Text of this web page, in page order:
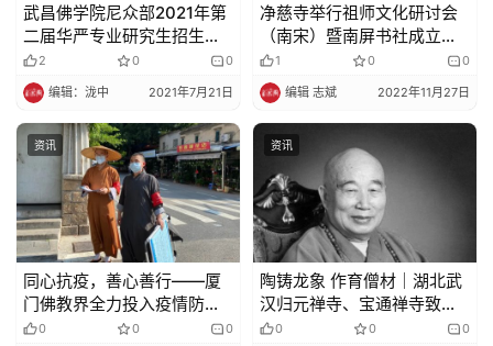
武昌佛学院尼众部2021年第
二届华严专业研究生招生简
章2 0 0
编辑：泷中 2021年7月21日
净慈寺举行祖师文化研讨会
（南宋）暨南屏书社成立仪
式1 0 0
编辑 志斌 2022年11月27日
资讯
同心抗疫，善心善行——厦
门佛教界全力投入疫情防控
歼灭战
0 0 0
资讯
陶铸龙象 作育僧材｜湖北武
汉归元禅寺、宝通禅寺致唁
电悼念传印长老
0 0 0